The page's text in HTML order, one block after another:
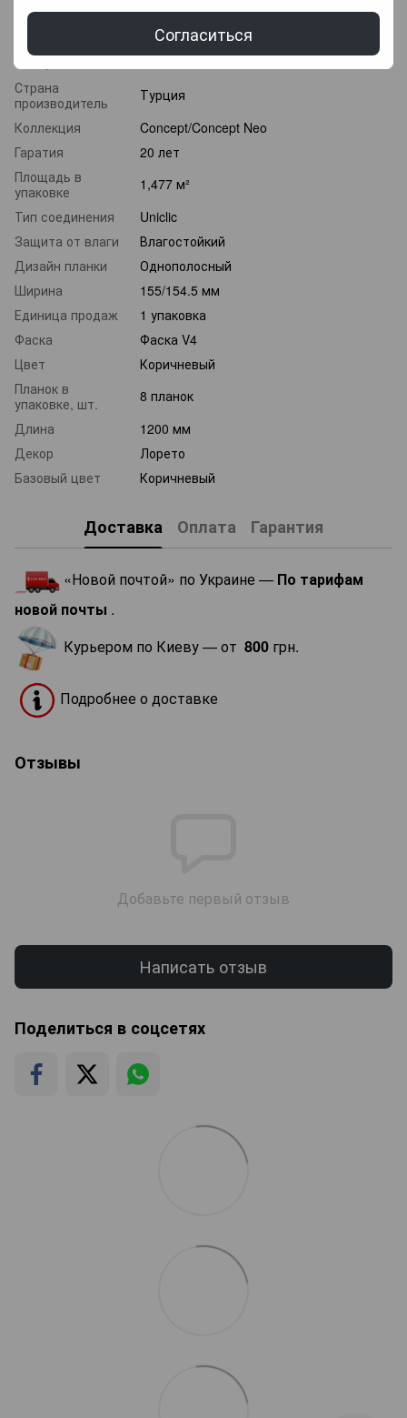
Согласиться
Класс
32 класс
Толщина
Страна
производитель
Турция
Коллекция
Concept/Concept Neo
Гаратия
20 лет
Площадь в
упаковке
1,477 м²
Тип соединения
Uniclic
Защита от влаги
Влагостойкий
Дизайн планки
Однополосный
Ширина
155/154.5 мм
Единица продаж
1 упаковка
Фаска
Фаска V4
Цвет
Коричневый
Планок в
упаковке, шт.
8 планок
Длина
1200 мм
Декор
Лорето
Базовый цвет
Коричневый
Доставка Оплата Гарантия
«Новой почтой» по Украине — По тарифам
новой почты .
Курьером по Киеву — от 800 грн.
Подробнее о доставке
Отзывы
Добавьте первый отзыв
Написать отзыв
Поделиться в соцсетях